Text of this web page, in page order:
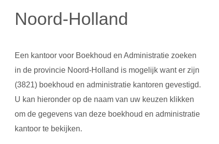
Noord-Holland
Een kantoor voor Boekhoud en Administratie zoeken
in de provincie Noord-Holland is mogelijk want er zijn
(3821) boekhoud en administratie kantoren gevestigd.
U kan hieronder op de naam van uw keuzen klikken
om de gegevens van deze boekhoud en administratie
kantoor te bekijken.